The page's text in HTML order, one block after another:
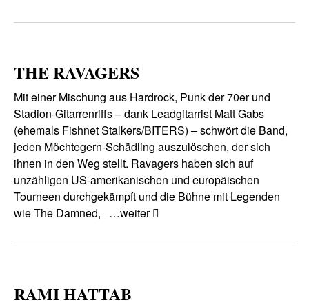
THE RAVAGERS
Mit einer Mischung aus Hardrock, Punk der 70er und
Stadion-Gitarrenriffs – dank Leadgitarrist Matt Gabs
(ehemals Fishnet Stalkers/BITERS) – schwört die Band,
jeden Möchtegern-Schädling auszulöschen, der sich
ihnen in den Weg stellt. Ravagers haben sich auf
unzähligen US-amerikanischen und europäischen
Tourneen durchgekämpft und die Bühne mit Legenden
wie The Damned, …weiter
RAMI HATTAB